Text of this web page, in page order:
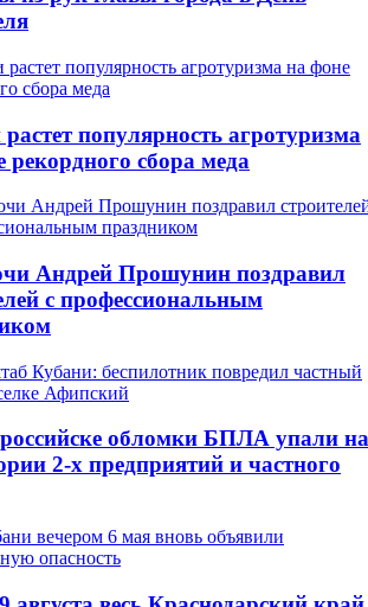
популярность агротуризма
рекордного сбора меда
Андрей Прошунин поздравил
с профессиональным
обломки БПЛА упали на
2-х предприятий и частного